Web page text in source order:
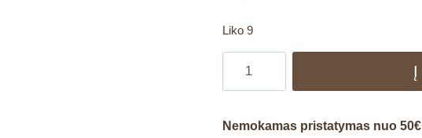
Liko 9
Į
Nemokamas pristatymas nuo 50€